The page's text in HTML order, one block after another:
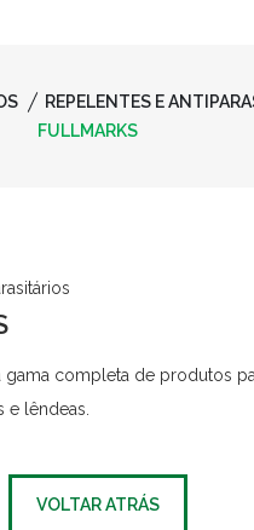
REPELENTES E
FULLMARKS
gama completa de produtos
e lêndeas.
VOLTAR ATRÁS